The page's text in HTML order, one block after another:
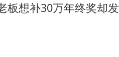
板想补30万年终奖却发